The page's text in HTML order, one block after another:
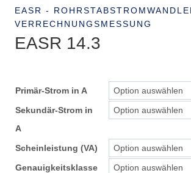
EASR -
VERRECHNUNGSMESSUNG
EASR 14.3
Primär-Strom in A
Sekundär-Strom in
A
Scheinleistung (VA)
Genauigkeitsklasse